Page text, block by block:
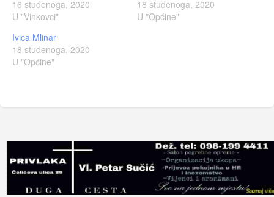
16 studenoga, 2020
U "Vinkovci"
18 studenoga, 2020
U "Općine"
Ivica Mlinar
18 studenoga, 2020
U "Općine"